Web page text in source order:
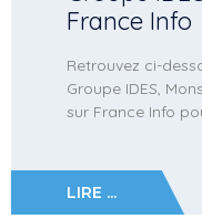
France Info
Retrouvez ci-
Groupe IDES,
sur France Info
LIRE ...